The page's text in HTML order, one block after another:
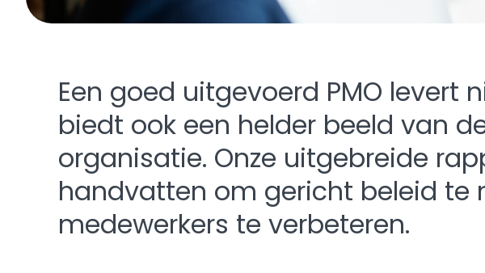
Een goed uitgevoerd PMO levert
biedt ook een helder beeld van
organisatie. Onze uitgebreide
handvatten om gericht beleid te
medewerkers te verbeteren.